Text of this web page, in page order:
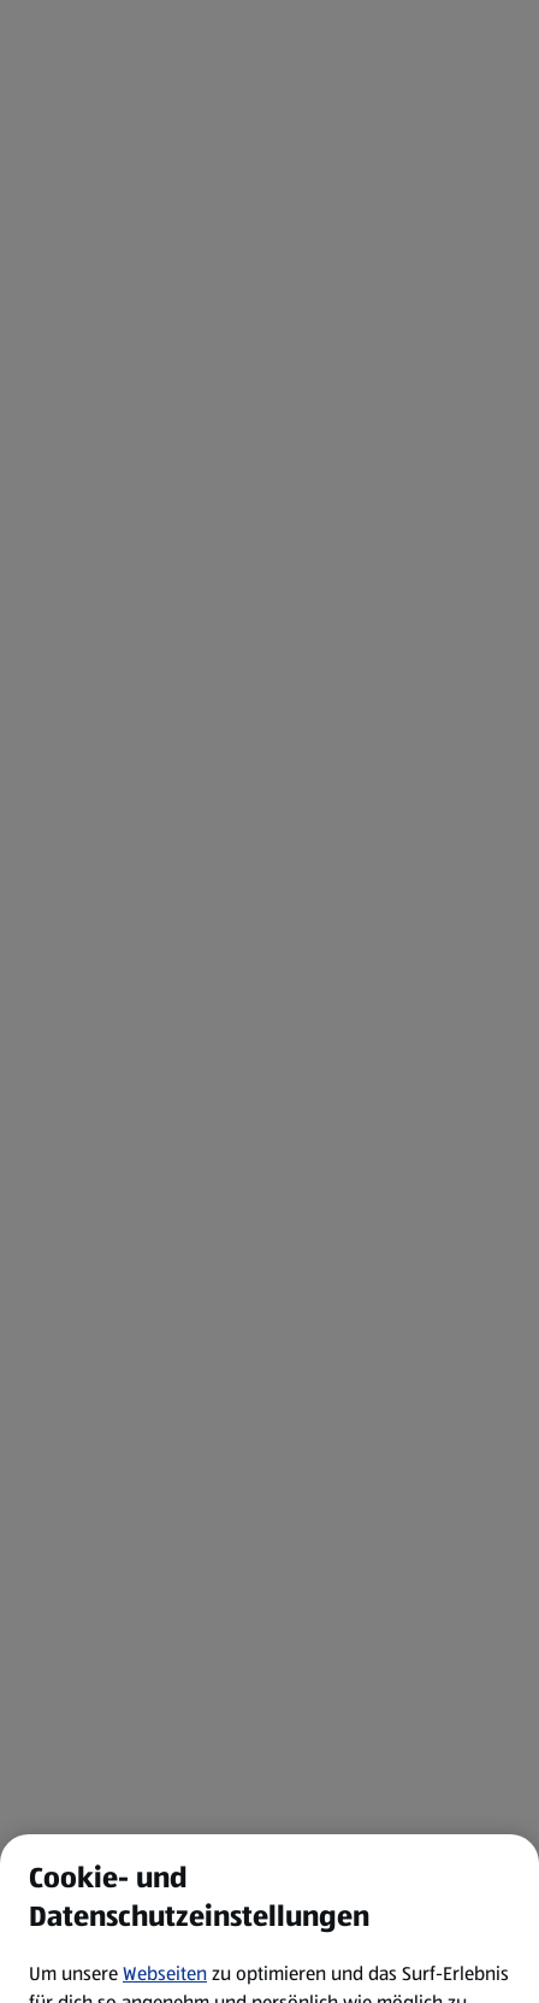
Cookie- und
Datenschutzeinstellungen
Um unsereWebseitenzu optimieren und das Surf-Erlebnis